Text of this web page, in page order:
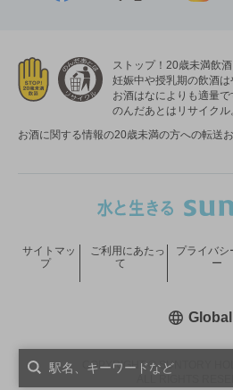
ストップ！20歳未満飲酒
妊娠中や授乳期の飲酒は
お酒はなによりも適量で
のんだあとはリサイクル
お酒に関する情報の20歳未満の方への転送
COPYRIGHT © SUNTORY
サイトマッ
プ
ご利用にあたっ
て
プライバシ
ー
Global